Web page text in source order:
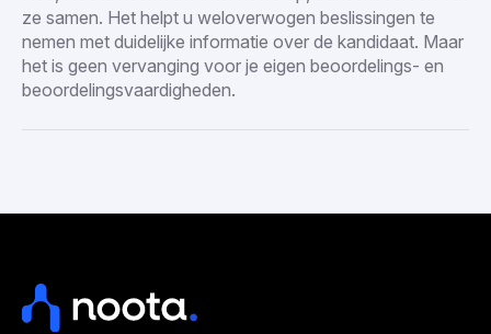
ze samen. Het helpt u weloverwogen beslissingen te
nemen met duidelijke informatie over de kandidaat. Maar
het is geen vervanging voor je eigen beoordelings- en
beoordelingsvaardigheden.